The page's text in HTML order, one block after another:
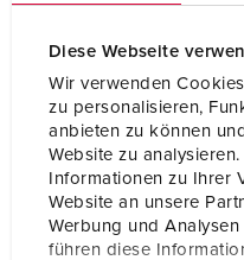
Diese Webseite
Wir verwenden
zu personalisieren,
anbieten zu können
Website zu
Informationen zu Ihrer
Website an unsere
Werbung und
führen diese
Poids
Certification de
conformité
EAC